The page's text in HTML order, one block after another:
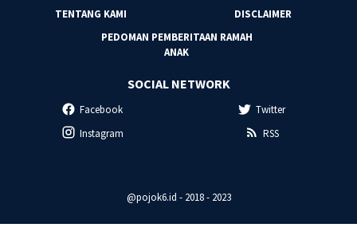
TENTANG KAMI
DISCLAIMER
PEDOMAN PEMBERITAAN RAMAH
ANAK
SOCIAL NETWORK
Facebook
Twitter
Instagram
RSS
@pojok6.id - 2018 - 2023